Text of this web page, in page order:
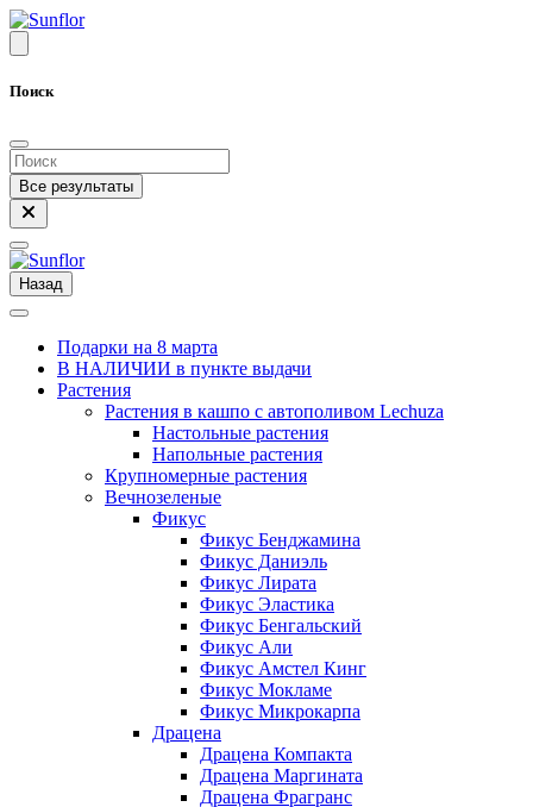
Поиск
Все результаты
Назад
Подарки на 8 марта
В НАЛИЧИИ в пункте выдачи
Растения
Растения в кашпо с автополивом Lechuza
Настольные растения
Напольные растения
Крупномерные растения
Вечнозеленые
Фикус
Фикус Бенджамина
Фикус Даниэль
Фикус Лирата
Фикус Эластика
Фикус Бенгальский
Фикус Али
Фикус Амстел Кинг
Фикус Мокламе
Фикус Микрокарпа
Драцена
Драцена Компакта
Драцена Маргината
Драцена Фрагранс